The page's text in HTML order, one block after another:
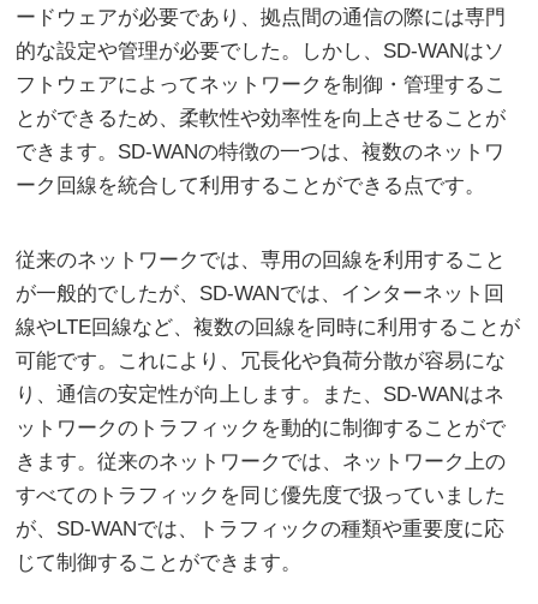
ードウェアが必要であり、拠点間の通信の際には専門
的な設定や管理が必要でした。しかし、SD-WANはソ
フトウェアによってネットワークを制御・管理するこ
とができるため、柔軟性や効率性を向上させることが
できます。SD-WANの特徴の一つは、複数のネットワ
ーク回線を統合して利用することができる点です。
従来のネットワークでは、専用の回線を利用すること
が一般的でしたが、SD-WANでは、インターネット回
線やLTE回線など、複数の回線を同時に利用することが
可能です。これにより、冗長化や負荷分散が容易にな
り、通信の安定性が向上します。また、SD-WANはネ
ットワークのトラフィックを動的に制御することがで
きます。従来のネットワークでは、ネットワーク上の
すべてのトラフィックを同じ優先度で扱っていました
が、SD-WANでは、トラフィックの種類や重要度に応
じて制御することができます。